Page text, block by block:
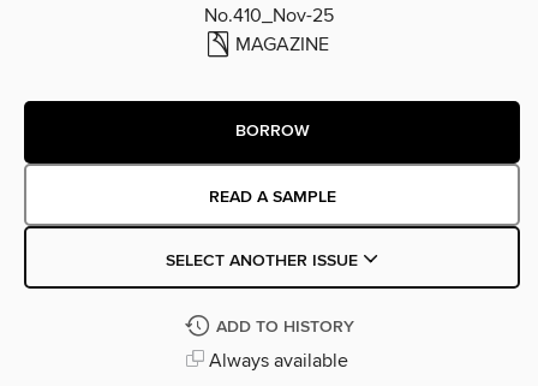
No.410_Nov-25
MAGAZINE
BORROW
READ A SAMPLE
SELECT ANOTHER ISSUE
ADD TO HISTORY
Always available